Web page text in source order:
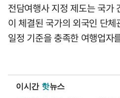
전담여행사 지정 제도는 국가
이 체결된 국가의 외국인 단
일정 기준을 충족한 여행업자
이시간 핫뉴스